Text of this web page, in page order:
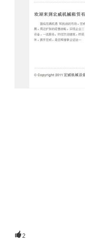
2